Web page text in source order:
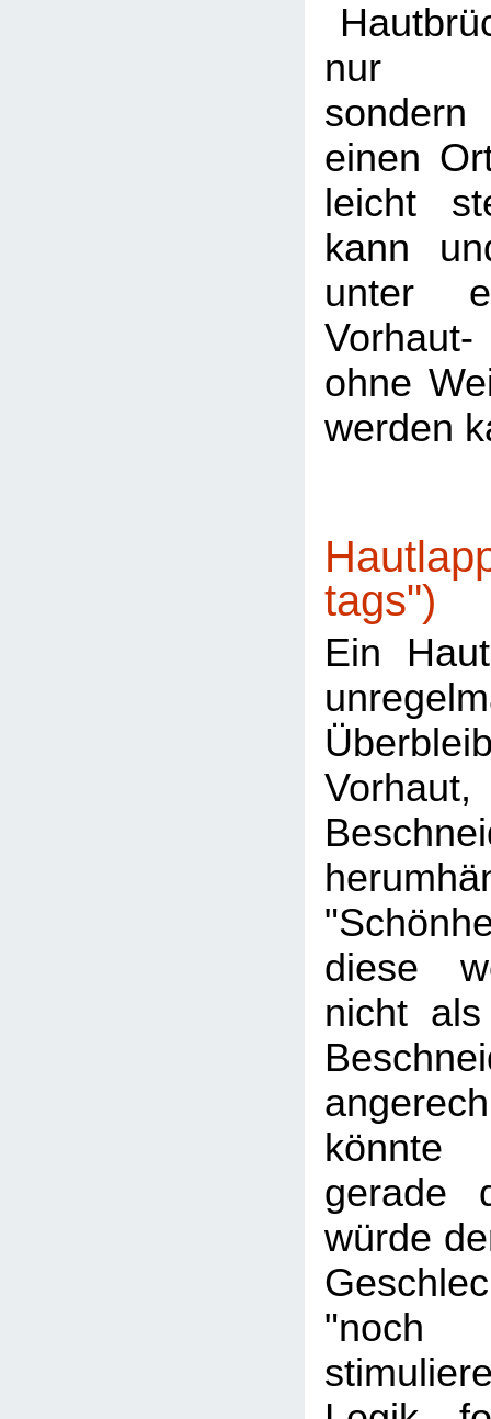
nur
einen
leicht
kann
unter
ohne
werden
tags")
Ein
diese
nicht
gerade
würde